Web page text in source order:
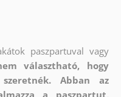
paszpartuval vagy
választható, hogy
Abban az